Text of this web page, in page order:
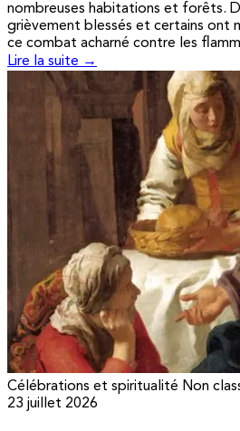
nombreuses habitations et forêts.
grièvement blessés et certains ont
ce combat acharné contre les
Lire la suite →
Célébrations et spiritualité Non
23 juillet 2026